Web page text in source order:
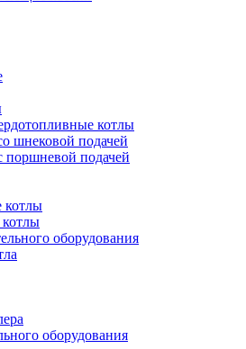
котлы
шнековой подачей
поршневой подачей
котлы
котлы
оборудования
оборудования